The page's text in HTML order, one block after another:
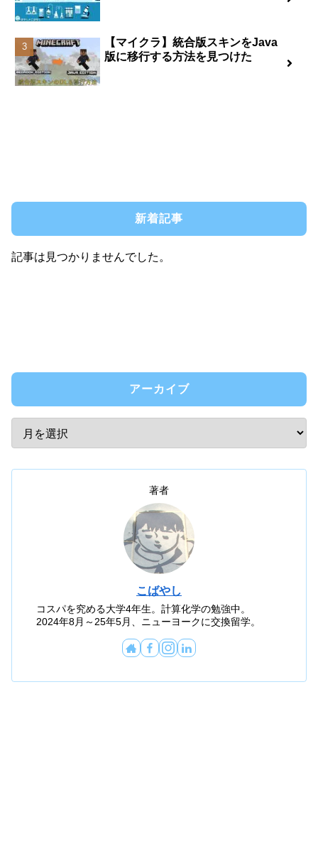
【マイクラ】統合版スキンをJava
版に移行する方法を見つけた
新着記事
記事は見つかりませんでした。
アーカイブ
著者
こばやし
コスパを究める大学4年生。計算化学の勉強中。
2024年8月～25年5月、ニューヨークに交換留学。